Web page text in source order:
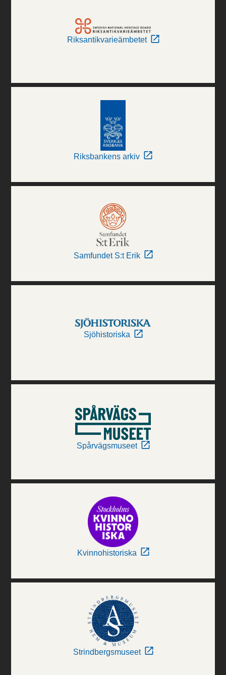
Riksantikvarieämbetet
Riksbankens arkiv
Samfundet S:t Erik
Sjöhistoriska
Spårvägsmuseet
Kvinnohistoriska
Strindbergsmuseet